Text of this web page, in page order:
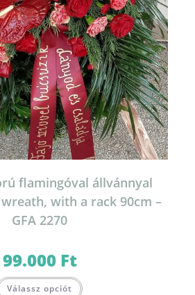
flamingóval állvánnyal
with a rack 90cm –
GFA 2270
99.000 Ft
Válassz opciót